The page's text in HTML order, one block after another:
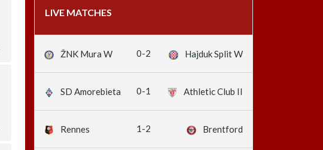
LIVE MATCHES
ŽNK Mura W 0-2 Hajduk Split W
SD Amorebieta 0-1 Athletic Club II
Rennes 1-2 Brentford